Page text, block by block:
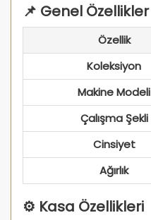
📌 Genel Özellikler
Özellik
Koleksiyon
Makine Modeli
Çalışma Şekli
Cinsiyet
Ağırlık
⚙️ Kasa Özellikleri